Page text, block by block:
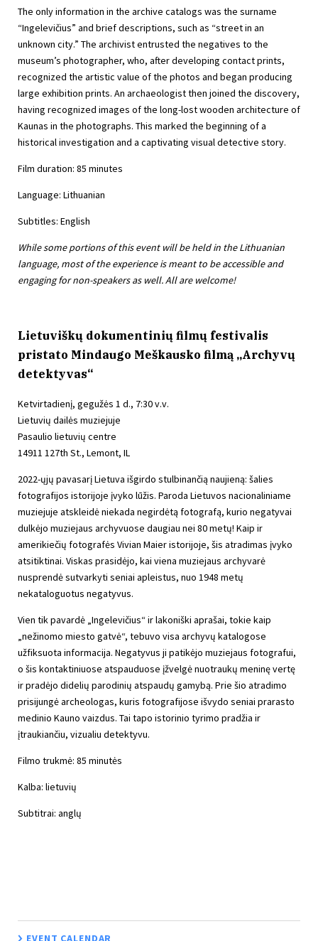
The only information in the archive catalogs was the surname
“Ingelevičius” and brief descriptions, such as “street in an
unknown city.” The archivist entrusted the negatives to the
museum’s photographer, who, after developing contact prints,
recognized the artistic value of the photos and began producing
large exhibition prints. An archaeologist then joined the discovery,
having recognized images of the long-lost wooden architecture of
Kaunas in the photographs. This marked the beginning of a
historical investigation and a captivating visual detective story.
Film duration: 85 minutes
Language: Lithuanian
Subtitles: English
While some portions of this event will be held in the Lithuanian
language, most of the experience is meant to be accessible and
engaging for non-speakers as well. All are welcome!
Lietuviškų dokumentinių filmų festivalis
pristato Mindaugo Meškausko filmą „Archyvų
detektyvas“
Ketvirtadienį, gegužės 1 d., 7:30 v.v.
Lietuvių dailės muziejuje
Pasaulio lietuvių centre
14911 127th St., Lemont, IL
2022-ųjų pavasarį Lietuva išgirdo stulbinančią naujieną: šalies
fotografijos istorijoje įvyko lūžis. Paroda Lietuvos nacionaliniame
muziejuje atskleidė niekada negirdėtą fotografą, kurio negatyvai
dulkėjo muziejaus archyvuose daugiau nei 80 metų! Kaip ir
amerikiečių fotografės Vivian Maier istorijoje, šis atradimas įvyko
atsitiktinai. Viskas prasidėjo, kai viena muziejaus archyvarė
nusprendė sutvarkyti seniai apleistus, nuo 1948 metų
nekataloguotus negatyvus.
Vien tik pavardė „Ingelevičius“ ir lakoniški aprašai, tokie kaip
„nežinomo miesto gatvė“, tebuvo visa archyvų katalogose
užfiksuota informacija. Negatyvus ji patikėjo muziejaus fotografui,
o šis kontaktiniuose atspauduose įžvelgė nuotraukų meninę vertę
ir pradėjo didelių parodinių atspaudų gamybą. Prie šio atradimo
prisijungė archeologas, kuris fotografijose išvydo seniai prarasto
medinio Kauno vaizdus. Tai tapo istorinio tyrimo pradžia ir
įtraukiančiu, vizualiu detektyvu.
Filmo trukmė: 85 minutės
Kalba: lietuvių
Subtitrai: anglų
EVENT CALENDAR